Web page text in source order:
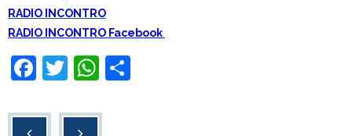
RADIO INCONTRO
RADIO INCONTRO Facebook
F
c
T
tt
W
at